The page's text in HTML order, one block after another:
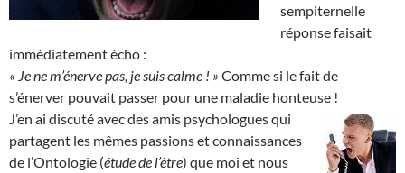
sempiternelle
réponse faisait
immédiatement écho :
« Je ne m’énerve pas, je suis calme ! » Comme si le fait de
s’énerver pouvait passer pour une maladie honteuse !
J’en ai discuté avec des amis psychologues qui
partagent les mêmes passions et connaissances
de l’Ontologie (étude de l’être) que moi et nous